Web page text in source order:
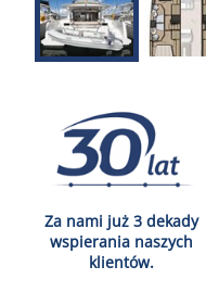
Za nami już 3 dekady
wspierania naszych
klientów.